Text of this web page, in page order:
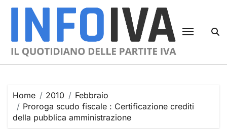
Skip
Home 2010
Febbraio
Proroga scudo fiscale : Certificazione crediti
della pubblica amministrazione